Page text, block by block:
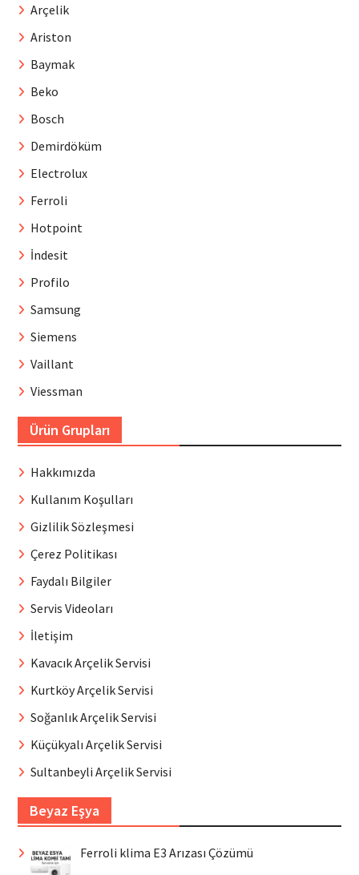
Arçelik
Ariston
Baymak
Beko
Bosch
Demirdöküm
Electrolux
Ferroli
Hotpoint
İndesit
Profilo
Samsung
Siemens
Vaillant
Viessman
Ürün Grupları
Hakkımızda
Kullanım Koşulları
Gizlilik Sözleşmesi
Çerez Politikası
Faydalı Bilgiler
Servis Videoları
İletişim
Kavacık Arçelik Servisi
Kurtköy Arçelik Servisi
Soğanlık Arçelik Servisi
Küçükyalı Arçelik Servisi
Sultanbeyli Arçelik Servisi
Beyaz Eşya
Ferroli klima E3 Arızası Çözümü